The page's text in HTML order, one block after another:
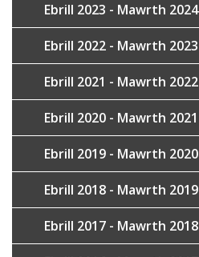
Ebrill 2023 - Mawrth 2024
Ebrill 2022 - Mawrth 2023
Ebrill 2021 - Mawrth 2022
Ebrill 2020 - Mawrth 2021
Ebrill 2019 - Mawrth 2020
Ebrill 2018 - Mawrth 2019
Ebrill 2017 - Mawrth 2018